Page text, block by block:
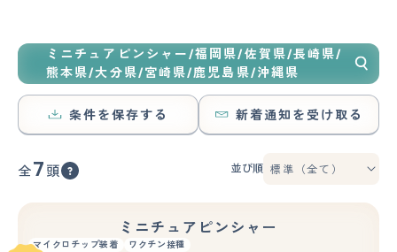
ミニチュアピンシャー/福岡県/佐賀県/長崎県/
熊本県/大分県/宮崎県/鹿児島県/沖縄県
条件を保存する 新着通知を受け取る
全7 頭 並び順
ミニチュアピンシャー
マイクロチップ装着 ワクチン接種